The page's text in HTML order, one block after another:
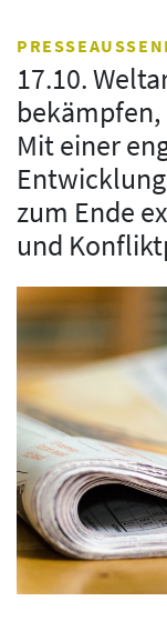
17.10.
Mit einer
zum Ende
und